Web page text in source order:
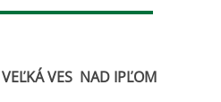
VEĽKÁ VES NAD IPĽOM